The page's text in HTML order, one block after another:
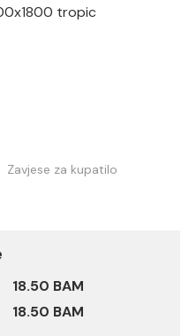
tropic
Zavjese za kupatilo
18.50 BAM
18.50 BAM